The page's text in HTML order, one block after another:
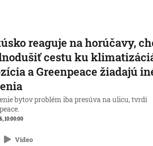
reaguje na horúčavy,
cestu ku
a Greenpeace žiadajú
bytov problém iba presúva na ulicu, tvrdí
10:00:00
Video